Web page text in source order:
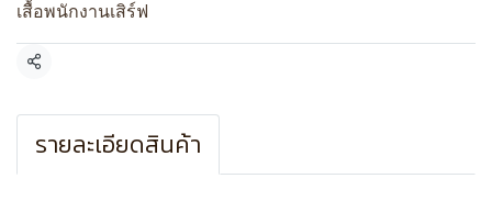
เสื้อพนักงานเสิร์ฟ
แชร์
รายละเอียดสินค้า